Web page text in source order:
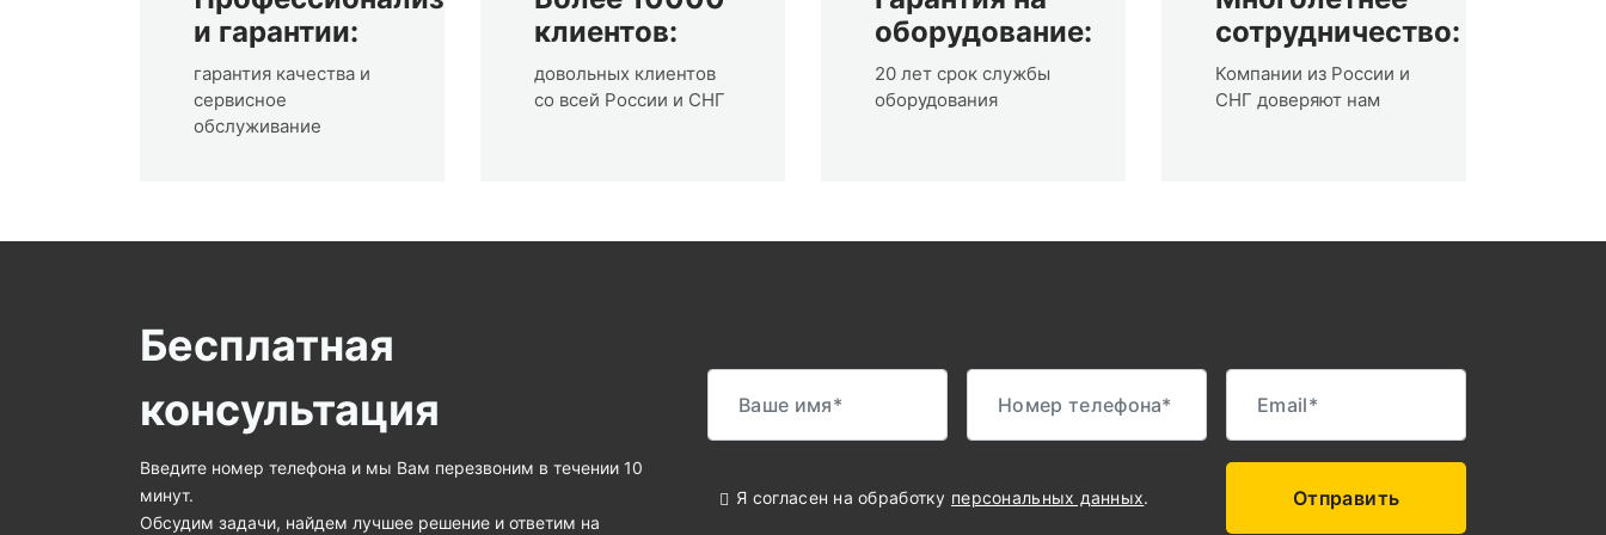
и гарантии:
гарантия качества и
сервисное
обслуживание
клиентов:
довольных клиентов
со всей России и СНГ
оборудование:
20 лет срок службы
оборудования
сотрудничество:
Компании из России и
СНГ доверяют нам
Бесплатная
консультация
Введите номер телефона и мы Вам перезвоним в течении 10
минут.
Обсудим задачи, найдем лучшее решение и ответим на
Я согласен на обработку персональных данных. Отправить